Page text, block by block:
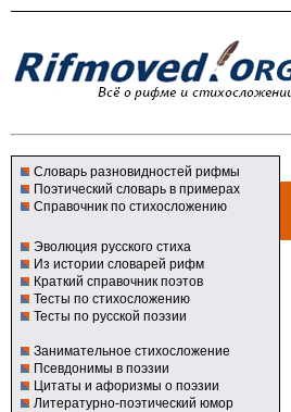
Словарь разновидностей рифмы
Поэтический словарь в примерах
Справочник по стихосложению
Эволюция русского стиха
Из истории словарей рифм
Краткий справочник поэтов
Тесты по стихосложению
Тесты по русской поэзии
Занимательное стихосложение
Псевдонимы в поэзии
Цитаты и афоризмы о поэзии
Литературно-поэтический юмор